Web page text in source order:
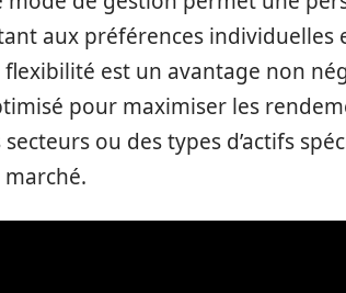
aux préférences
flexibilité est un avantage non
pour maximiser les
ou des types d’actifs